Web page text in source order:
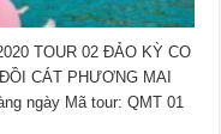
TOUR 02 ĐẢO KỲ CO
CÁT PHƯƠNG MAI
ngày Mã tour: QMT 01